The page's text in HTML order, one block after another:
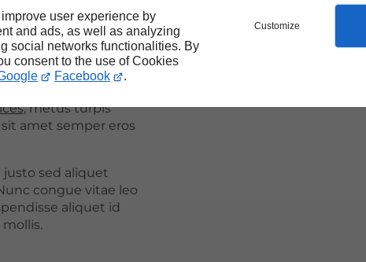
user experience by
and ads, as well as analyzing
social networks functionalities. By
consent to the use of Cookies
Facebook .
Customize
libero.
erat vitae varius.
ut leo mollis
rutrum est ac
, metus turpis
amet semper eros
sed aliquet
congue vitae leo
aliquet id